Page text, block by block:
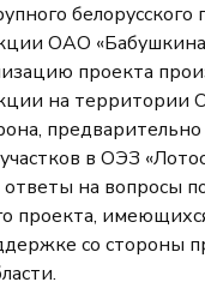
белорусского
ОАО
проекта
на территории
в ОЭЗ
на вопросы
проекта,
со стороны